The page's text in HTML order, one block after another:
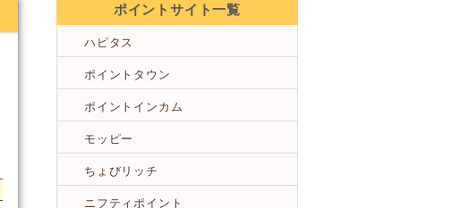
ポイントサイト一覧
ハピタス
ポイントタウン
ポイントインカム
モッピー
ちょびリッチ
ニフティポイント